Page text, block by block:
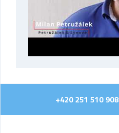
+420 251 510 908